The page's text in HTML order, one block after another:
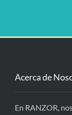
Acerca de
En RANZOR,